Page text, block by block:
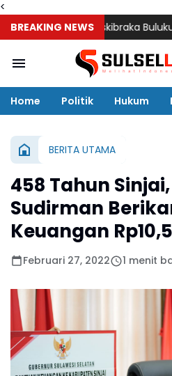
<
BREAKING NEWS
72 Calon Paskibraka Bulukumba
Home Politik Hukum
BERITA UTAMA
458 Tahun
Sudirman
Keuangan
Februari 27, 2022 1 menit